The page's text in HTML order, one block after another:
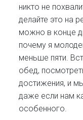
никто не
делайте это на
можно в конце
почему я
меньше пяти.
обед,
достижения, и
даже если нам
особенного.